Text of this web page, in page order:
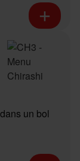
un bol